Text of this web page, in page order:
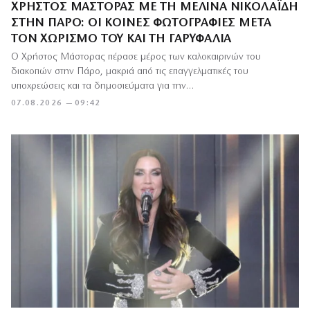
ΧΡΉΣΤΟΣ ΜΆΣΤΟΡΑΣ ΜΕ ΤΗ ΜΕΛΊΝΑ ΝΙΚΟΛΑΪΔΗ
ΣΤΗΝ ΠΆΡΟ: ΟΙ ΚΟΙΝΈΣ ΦΩΤΟΓΡΑΦΊΕΣ ΜΕΤΆ
ΤΟΝ ΧΩΡΙΣΜΌ ΤΟΥ ΚΑΙ ΤΗ ΓΑΡΥΦΑΛΙΆ
07.08.2026 — 09:42
Ο Χρήστος Μάστορας πέρασε μέρος των καλοκαιρινών του
διακοπών στην Πάρο, μακριά από τις επαγγελματικές του
υποχρεώσεις και τα δημοσιεύματα για την…